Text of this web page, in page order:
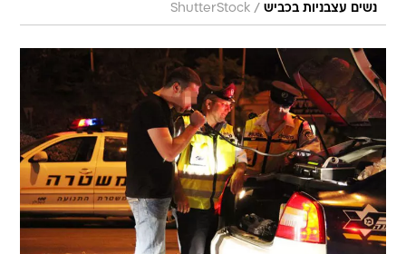
נשים עצבניות בכביש /
ShutterStock